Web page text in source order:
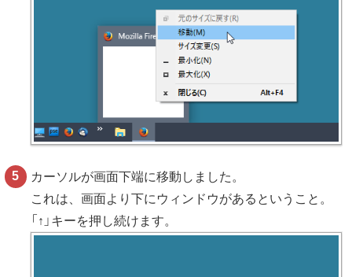
カーソルが画面下端に移動しました。
これは、画面より下にウィンドウがあるということ。
「↑」キーを押し続けます。